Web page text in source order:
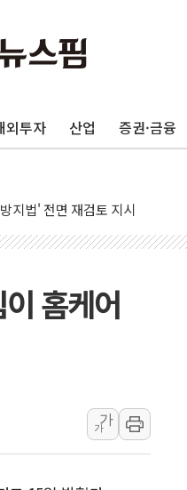
외투자 산업 증권·금융
…온열질환 여부 조사
지법' 전면 재검토 지시
20~30mm 강한 비...가뭄 해소될
민주당 스스로 원칙 뒤집는 것"
진천 35도, 곳곳 소나기
표...김민석 '재역전' vs 정청래 '
상 우려 후퇴…S&P500 최고치
추진…"26일까지 의혹 소명" 요구
홈케어
가
가